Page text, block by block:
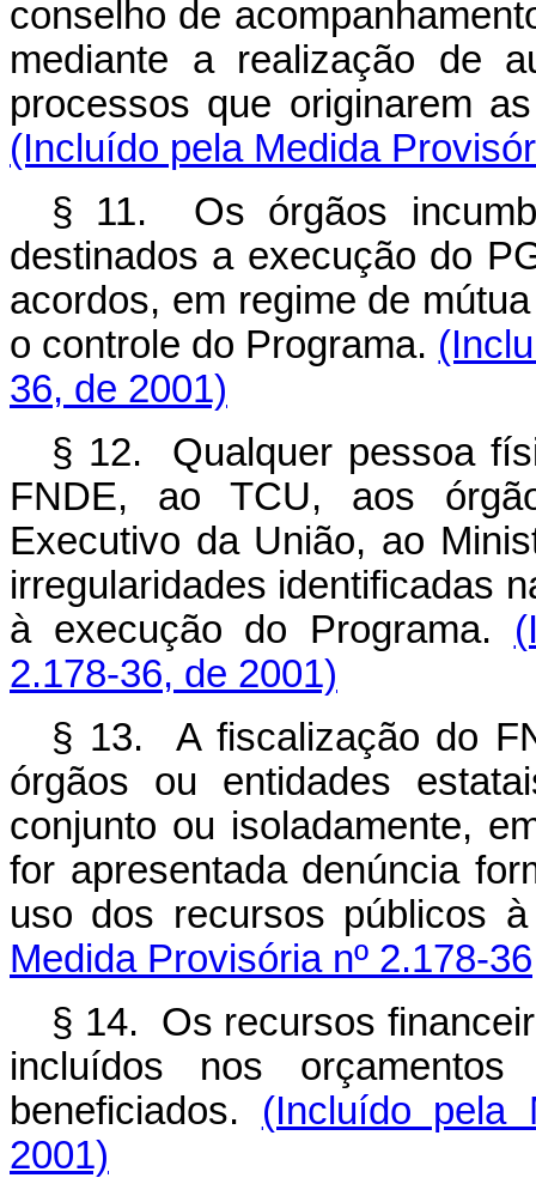
conselho de
mediante a realização de
processos que originarem
(Incluído pela Medida
§ 11. Os órgãos
destinados a execução do
acordos, em regime de
o controle do Programa.
36, de 2001)
§ 12. Qualquer pessoa
FNDE, ao TCU, aos
Executivo da União, ao
irregularidades identificadas
à execução do Programa.
2.178-36, de 2001)
§ 13. A fiscalização do
órgãos ou entidades
conjunto ou isoladamente,
for apresentada denúncia
uso dos recursos públicos
Medida Provisória nº 2.178-
§ 14. Os recursos
incluídos nos
beneficiados. (Incluído pela
2001)